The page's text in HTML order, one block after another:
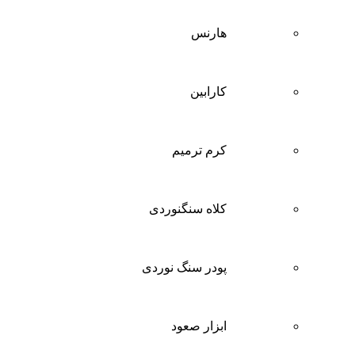
هارنس
کارابین
کرم ترمیم
کلاه سنگنوردی
پودر سنگ نوردی
ابزار صعود